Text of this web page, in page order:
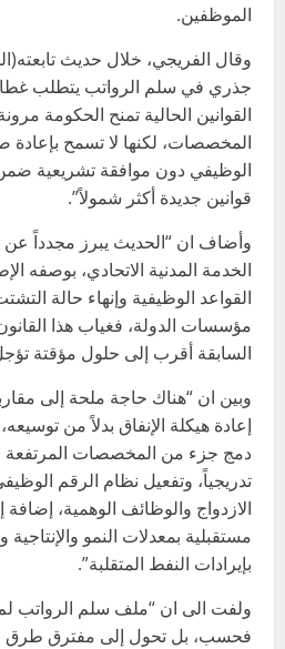
الموظفين.
وقال الفريجي، خلال حديث
جذري في سلم الرواتب يتطلب
القوانين الحالية تمنح الحكومة
المخصصات، لكنها لا تسمح بإعادة
الوظيفي دون موافقة تشريعية ضمن
قوانين جديدة أكثر شمولاً”.
وأضاف ان “الحديث يبرز مجدداً
الخدمة المدنية الاتحادي، بوصفه
القواعد الوظيفية وإنهاء حالة
مؤسسات الدولة، فغياب هذا
السابقة أقرب إلى حلول مؤقتة
وبين ان “هناك حاجة ملحة إلى
إعادة هيكلة الإنفاق بدلاً من
دمج جزء من المخصصات المرتفعة
تدريجياً، وتفعيل نظام الرقم
الازدواج والوظائف الوهمية،
مستقبلية بمعدلات النمو
بإيرادات النفط المتقلبة”.
ولفت الى ان “ملف سلم الرواتب لم
فحسب، بل تحول إلى مفترق طرق